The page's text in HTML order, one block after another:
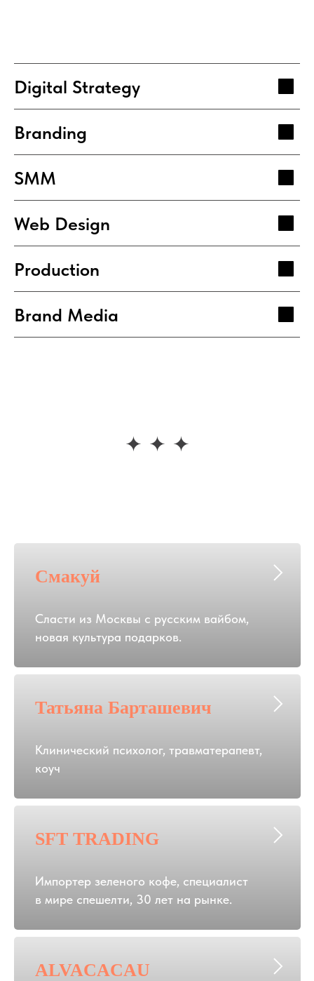
Digital Strategy
Branding
SMM
Web Design
Production
Brand Media
Смакуй
Сласти из Москвы с русским вайбом,
новая культура подарков.
Татьяна Барташевич
Клинический психолог, травматерапевт,
коуч
SFT TRADING
Импортер зеленого кофе, специалист
в мире спешелти, 30 лет на рынке.
ALVACACAU